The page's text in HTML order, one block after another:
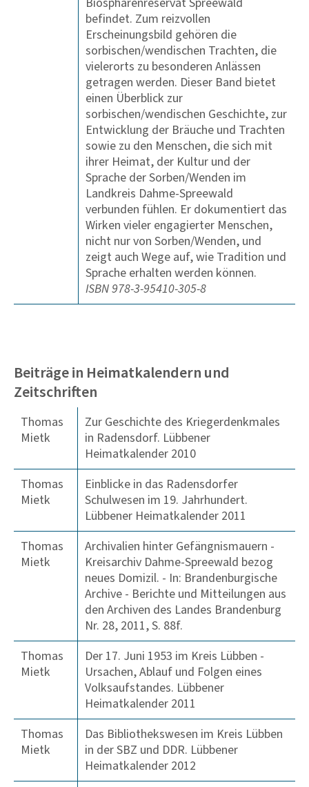
befindet. Zum reizvollen
Erscheinungsbild gehören die
sorbischen/wendischen Trachten, die
vielerorts zu besonderen Anlässen
getragen werden. Dieser Band bietet
einen Überblick zur
sorbischen/wendischen Geschichte, zur
Entwicklung der Bräuche und Trachten
sowie zu den Menschen, die sich mit
ihrer Heimat, der Kultur und der
Sprache der Sorben/Wenden im
Landkreis Dahme-Spreewald
verbunden fühlen. Er dokumentiert das
Wirken vieler engagierter Menschen,
nicht nur von Sorben/Wenden, und
zeigt auch Wege auf, wie Tradition und
Sprache erhalten werden können.
ISBN 978-3-95410-305-8
Beiträge in Heimatkalendern und
Zeitschriften
Thomas
Mietk
Zur Geschichte des Kriegerdenkmales
in Radensdorf. Lübbener
Heimatkalender 2010
Thomas
Mietk
Einblicke in das Radensdorfer
Schulwesen im 19. Jahrhundert.
Lübbener Heimatkalender 2011
Thomas
Mietk
Archivalien hinter Gefängnismauern -
Kreisarchiv Dahme-Spreewald bezog
neues Domizil. - In: Brandenburgische
Archive - Berichte und Mitteilungen aus
den Archiven des Landes Brandenburg
Nr. 28, 2011, S. 88f.
Thomas
Mietk
Der 17. Juni 1953 im Kreis Lübben -
Ursachen, Ablauf und Folgen eines
Volksaufstandes. Lübbener
Heimatkalender 2011
Thomas
Mietk
Das Bibliothekswesen im Kreis Lübben
in der SBZ und DDR. Lübbener
Heimatkalender 2012